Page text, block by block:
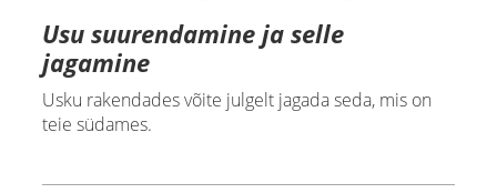
Usu suurendamine ja selle
jagamine
Usku rakendades võite julgelt jagada seda, mis on
teie südames.